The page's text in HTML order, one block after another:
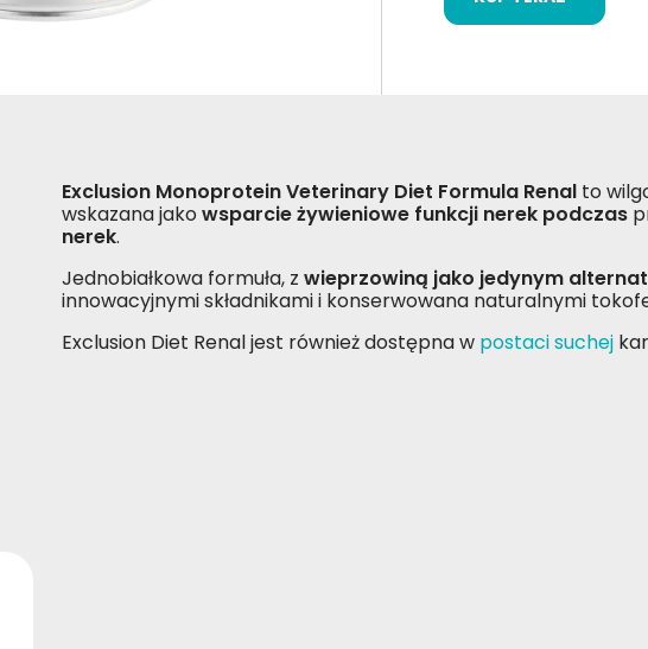
Exclusion Monoprotein Veterinary Diet Formula Renal to
wskazana jako wsparcie żywieniowe funkcji nerek podczas
nerek.
Jednobiałkowa formuła, z wieprzowiną jako jedynym
innowacyjnymi składnikami i konserwowana naturalnymi
Exclusion Diet Renal jest również dostępna w postaci suchej